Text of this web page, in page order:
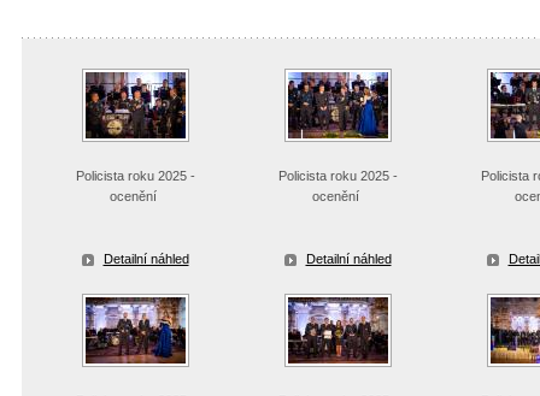
Policista roku 2025 -
ocenění
Detailní náhled
Policista roku 2025 -
ocenění
Detailní náhled
Policista